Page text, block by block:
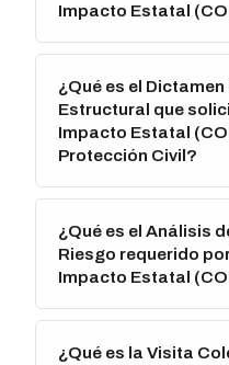
Impacto Estatal
¿Qué es el
Estructural que
Impacto Estatal
Protección Civil?
¿Qué es el Análisis
Riesgo requerido
Impacto Estatal
¿Qué es la Visita